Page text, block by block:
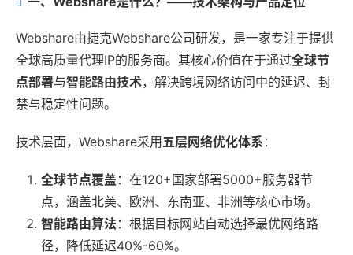
Webshare由捷克Webshare公司研发，是一家专注于提供
全球高质量代理IP的服务商。其核心价值在于通过全球节
点部署与智能路由技术，解决跨境网络访问中的延迟、封
禁与稳定性问题。
技术层面，Webshare采用五层网络优化体系 ：
全球节点覆盖 ：在120+国家部署5000+服务器节
点，涵盖北美、欧洲、东南亚、非洲等核心市场。
智能路由算法 ：根据目标网站自动选择最优网络路
径，降低延迟40%-60%。